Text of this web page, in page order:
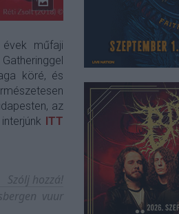
műfaji
köré, és
az
ITT
Szólj hozzá!
vuur